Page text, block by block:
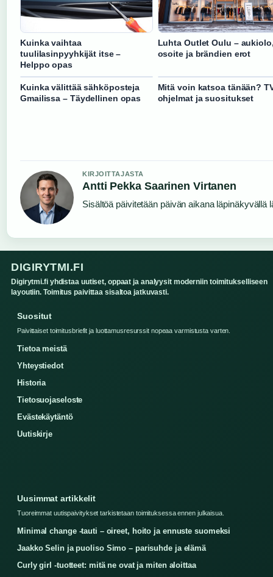
Kuinka vaihtaa
tuulilasinpyyhkijät itse –
Helppo opas
Luhta Outlet Oulu –
osoite ja brändien erot
Kuinka välittää sähköposteja
Gmailissa – Täydellinen opas
Mitä voin katsoa tänään?
ohjelmat ja suositukset
KIRJOITTAJASTA
Antti Pekka Saarinen Virtanen
Sisältöä päivitetään päivän aikana läpinäkyvällä
DIGIRYTMI.FI
Digirytmi.fi yhdistaa uutiset, oppaat ja analyysit moderniin toimitukselliseen
layoutiin. Toimitus paivittaa sisaltoa jatkuvasti.
Suositut
Paivittaiset toimitusbriefit ja luottamusresurssit nopeaa varmistusta varten.
Tietoa meistä
Yhteystiedot
Historia
Tietosuojaseloste
Evästekäytäntö
Uutiskirje
Uusimmat artikkelit
Tuoreimmat uutispaivitykset tarkistetaan toimituksessa ennen julkaisua.
Minimal change -tauti – oireet, hoito ja ennuste suomeksi
Jaakko Selin ja puoliso Simo – parisuhde ja elämä
Curly girl -tuotteet: mitä ne ovat ja miten aloittaa